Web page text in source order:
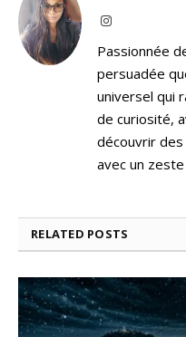
Instagram
Passionnée
persuadée
universel qui
de curiosité,
découvrir
avec un
RELATED POSTS